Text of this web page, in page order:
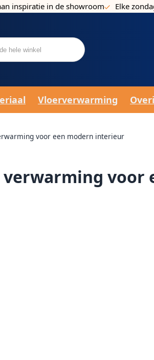
inspiratie in de showroom Elke
Vloerverwarming
voor een modern interieur
voor